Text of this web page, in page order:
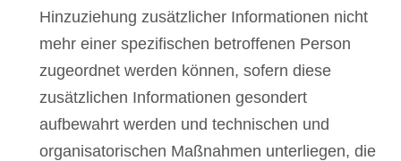
Hinzuziehung zusätzlicher Informationen nicht
mehr einer spezifischen betroffenen Person
zugeordnet werden können, sofern diese
zusätzlichen Informationen gesondert
aufbewahrt werden und technischen und
organisatorischen Maßnahmen unterliegen, die